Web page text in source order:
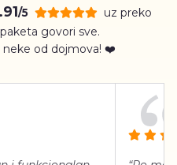
/5
uz preko
govori sve.
neke od dojmova! ❤️